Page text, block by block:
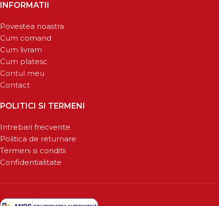
INFORMATII
Povestea noastra
Cum comand
Cum livram
Cum platesc
Contul meu
Contact
POLITICI SI TERMENI
Intrebari frecvente
Politica de returnare
Termeni si conditii
Confidentialitate